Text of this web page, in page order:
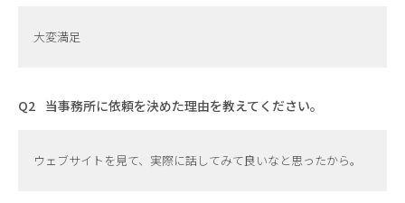
大変満足
当事務所に依頼を決めた理由を教えてください。
ウェブサイトを見て、実際に話してみて良いなと思ったから。